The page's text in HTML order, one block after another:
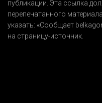
публикации. Эта ссылка
перепечатанного
указать: «Сообщает
на страницу-источник.